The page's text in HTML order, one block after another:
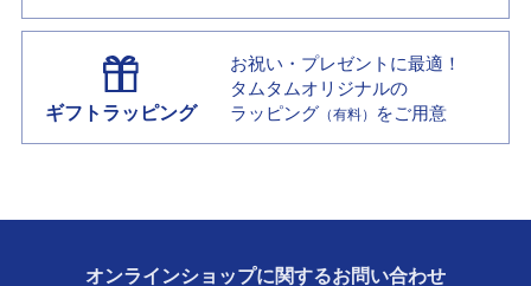
ギフトラッピング
お祝い・プレゼントに最適！
タムタムオリジナルの
ラッピング （有料） をご用意
オンラインショップに関するお問い合わせ